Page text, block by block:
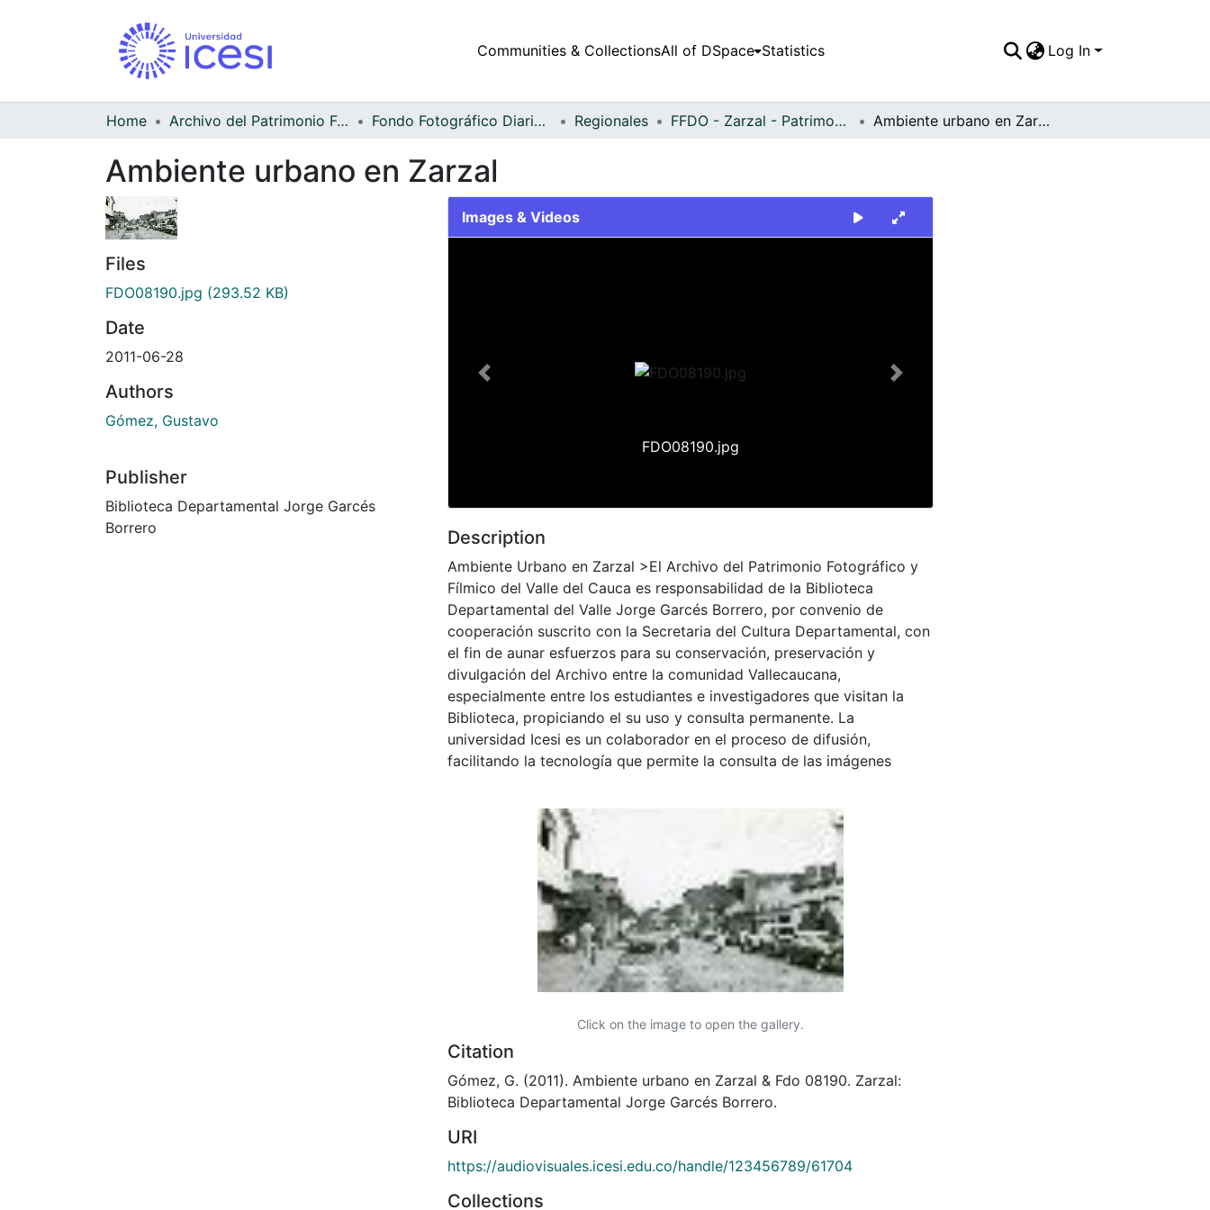
Communities & CollectionsAll of DSpace Statistics Log In
Home Archivo del Patrimonio Fotográfico y Fílmico del Valle del Cauca Fondo Fotográfico Diario Occidente Regionales FFDO - Zarzal - Patrimonial Ambiente urbano en Zarzal
Ambiente urbano en Zarzal
Files
FDO08190.jpg (293.52 KB)
Date
2011-06-28
Authors
Gómez, Gustavo
Publisher
Biblioteca Departamental Jorge Garcés
Borrero
Images & Videos
FDO08190.jpg
Previous Next
Description
Ambiente Urbano en Zarzal >El Archivo del Patrimonio Fotográfico y
Fílmico del Valle del Cauca es responsabilidad de la Biblioteca
Departamental del Valle Jorge Garcés Borrero, por convenio de
cooperación suscrito con la Secretaria del Cultura Departamental, con
el fin de aunar esfuerzos para su conservación, preservación y
divulgación del Archivo entre la comunidad Vallecaucana,
especialmente entre los estudiantes e investigadores que visitan la
Biblioteca, propiciando el su uso y consulta permanente. La
universidad Icesi es un colaborador en el proceso de difusión,
facilitando la tecnología que permite la consulta de las imágenes
Click on the image to open the gallery.
Citation
Gómez, G. (2011). Ambiente urbano en Zarzal & Fdo 08190. Zarzal:
Biblioteca Departamental Jorge Garcés Borrero.
URI
https://audiovisuales.icesi.edu.co/handle/123456789/61704
Collections